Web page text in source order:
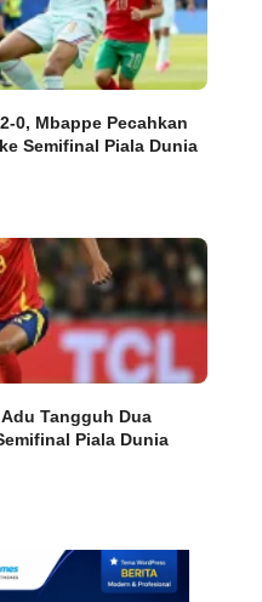
0, Mbappe Pecahkan
Semifinal Piala Dunia
Tangguh Dua
Piala Dunia